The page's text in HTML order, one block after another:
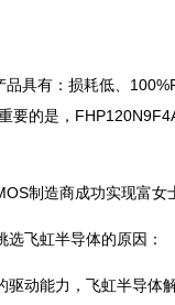
品具有：损耗低、
要的是，
制造商成功实现富女
飞虹半导体的原因：
驱动能力，飞虹半导体